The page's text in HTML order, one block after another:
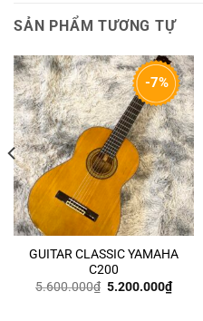
SẢN PHẨM TƯƠNG TỰ
-7%
GUITAR CLASSIC YAMAHA
C200
5.600.000₫ Giá
5.200.000₫Giá
hiện